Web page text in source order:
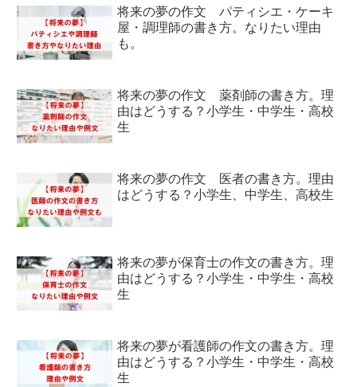
将来の夢の作文 パティシエ・ケーキ
屋・調理師の書き方。なりたい理由
も。
将来の夢の作文 薬剤師の書き方。理
由はどうする？小学生・中学生・高校
生
将来の夢の作文 医者の書き方。理由
はどうする？小学生、中学生、高校生
将来の夢が保育士の作文の書き方。理
由はどうする？小学生・中学生・高校
生
将来の夢が看護師の作文の書き方。理
由はどうする？小学生・中学生・高校
生